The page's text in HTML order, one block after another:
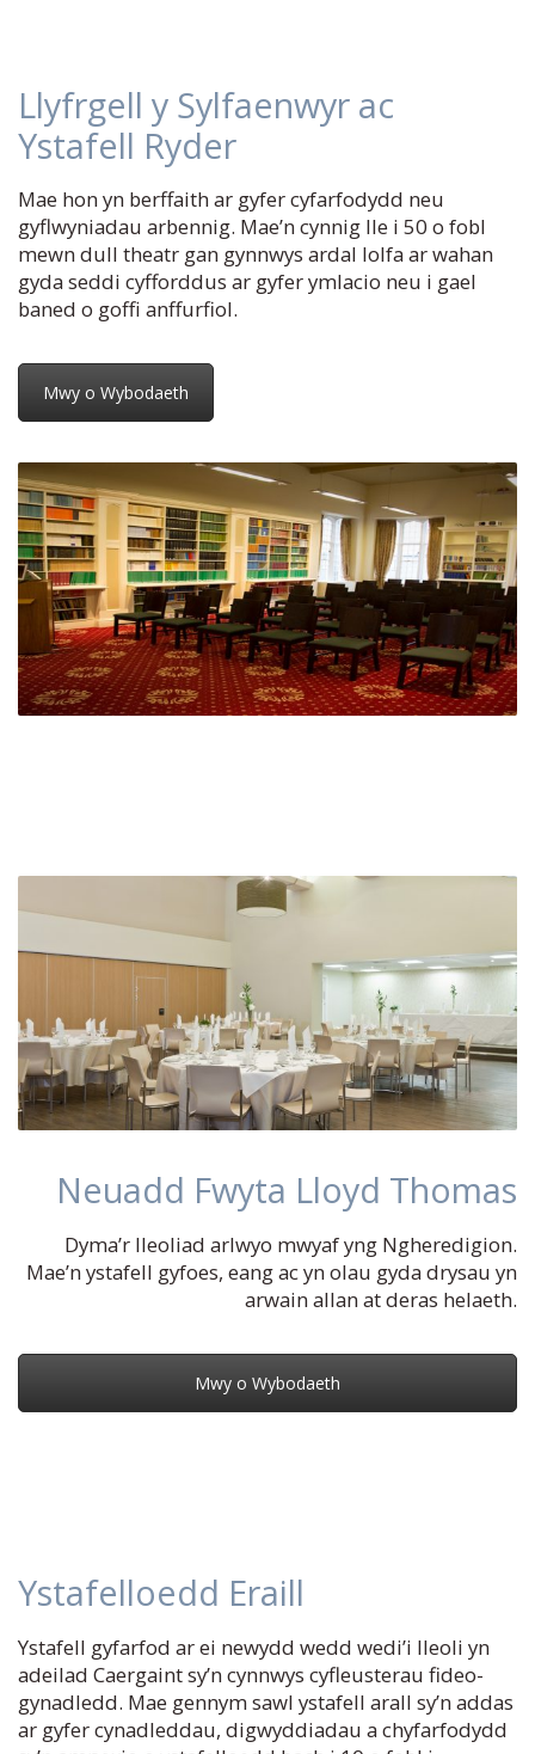
Llyfrgell y Sylfaenwyr ac
Ystafell Ryder
Mae hon yn berffaith ar gyfer cyfarfodydd neu
gyflwyniadau arbennig. Mae’n cynnig lle i 50 o fobl
mewn dull theatr gan gynnwys ardal lolfa ar wahan
gyda seddi cyfforddus ar gyfer ymlacio neu i gael
baned o goffi anffurfiol.
Mwy o Wybodaeth
Neuadd Fwyta Lloyd Thomas
Dyma’r lleoliad arlwyo mwyaf yng Ngheredigion.
Mae’n ystafell gyfoes, eang ac yn olau gyda drysau yn
arwain allan at deras helaeth.
Mwy o Wybodaeth
Ystafelloedd Eraill
Ystafell gyfarfod ar ei newydd wedd wedi’i lleoli yn
adeilad Caergaint sy’n cynnwys cyfleusterau fideo-
gynadledd. Mae gennym sawl ystafell arall sy’n addas
ar gyfer cynadleddau, digwyddiadau a chyfarfodydd